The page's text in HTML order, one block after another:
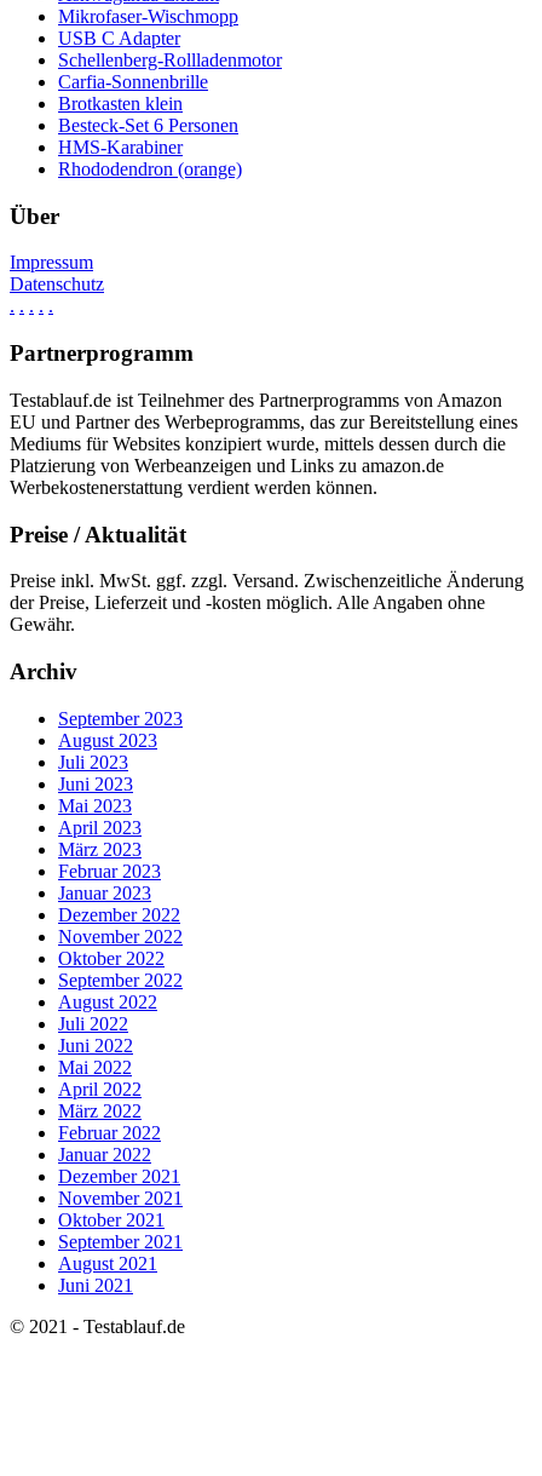
Mikrofaser-Wischmopp
USB C Adapter
Schellenberg-Rollladenmotor
Carfia-Sonnenbrille
Brotkasten klein
Besteck-Set 6 Personen
HMS-Karabiner
Rhododendron (orange)
Über
Impressum
Datenschutz
. . . . .
Partnerprogramm
Testablauf.de ist Teilnehmer des Partnerprogramms von Amazon
EU und Partner des Werbeprogramms, das zur Bereitstellung eines
Mediums für Websites konzipiert wurde, mittels dessen durch die
Platzierung von Werbeanzeigen und Links zu amazon.de
Werbekostenerstattung verdient werden können.
Preise / Aktualität
Preise inkl. MwSt. ggf. zzgl. Versand. Zwischenzeitliche Änderung
der Preise, Lieferzeit und -kosten möglich. Alle Angaben ohne
Gewähr.
Archiv
September 2023
August 2023
Juli 2023
Juni 2023
Mai 2023
April 2023
März 2023
Februar 2023
Januar 2023
Dezember 2022
November 2022
Oktober 2022
September 2022
August 2022
Juli 2022
Juni 2022
Mai 2022
April 2022
März 2022
Februar 2022
Januar 2022
Dezember 2021
November 2021
Oktober 2021
September 2021
August 2021
Juni 2021
© 2021 - Testablauf.de